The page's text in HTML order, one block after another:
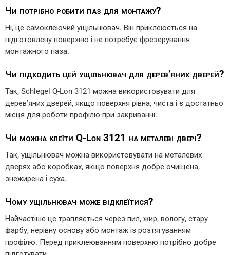
Чи потрібно робити паз для монтажу?
Ні, це самоклеючий ущільнювач. Він приклеюється на
підготовлену поверхню і не потребує фрезерування
монтажного паза.
Чи підходить цей ущільнювач для дерев’яних дверей?
Так, Schlegel Q-Lon 3121 можна використовувати для
дерев’яних дверей, якщо поверхня рівна, чиста і є достатньо
місця для роботи профілю при закриванні.
Чи можна клеїти Q-Lon 3121 на металеві двері?
Так, ущільнювач можна використовувати на металевих
дверях або коробках, якщо поверхня добре очищена,
знежирена і суха.
Чому ущільнювач може відклеїтися?
Найчастіше це трапляється через пил, жир, вологу, стару
фарбу, нерівну основу або монтаж із розтягуванням
профілю. Перед приклеюванням поверхню потрібно добре